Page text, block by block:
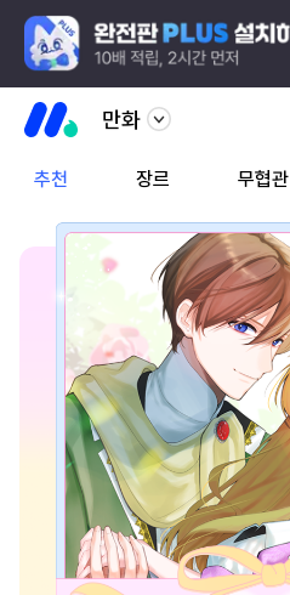
만화
추천 장르 무협관